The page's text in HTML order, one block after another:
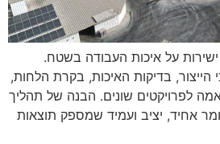
על איכות העבודה בשטח.
בדיקות האיכות, בקרת הלחות,
לפרויקטים שונים. הבנה של תהליך
אחיד, יציב ועמיד שמספק תוצאות